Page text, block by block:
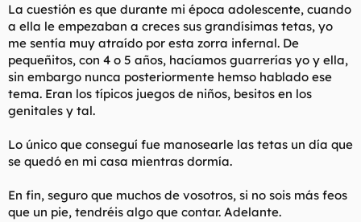
La cuestión es que durante mi época adolescente, cuando
a ella le empezaban a creces sus grandísimas tetas, yo
me sentía muy atraído por esta zorra infernal. De
pequeñitos, con 4 o 5 años, hacíamos guarrerías yo y ella,
sin embargo nunca posteriormente hemso hablado ese
tema. Eran los típicos juegos de niños, besitos en los
genitales y tal.
Lo único que conseguí fue manosearle las tetas un día que
se quedó en mi casa mientras dormía.
En fin, seguro que muchos de vosotros, si no sois más feos
que un pie, tendréis algo que contar. Adelante.